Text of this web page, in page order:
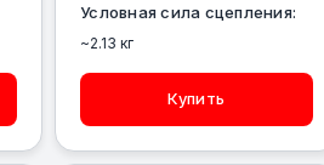
Условная сила сцепления:
~2.13 кг
Купить